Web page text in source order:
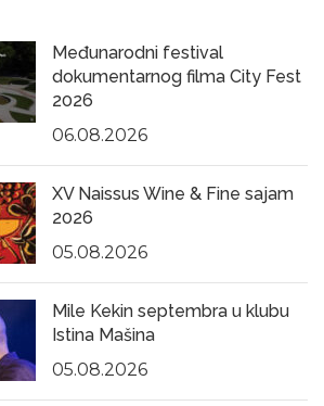
Međunarodni festival
dokumentarnog filma City Fest
2026
06.08.2026
XV Naissus Wine & Fine sajam
2026
05.08.2026
Mile Kekin septembra u klubu
Istina Mašina
05.08.2026